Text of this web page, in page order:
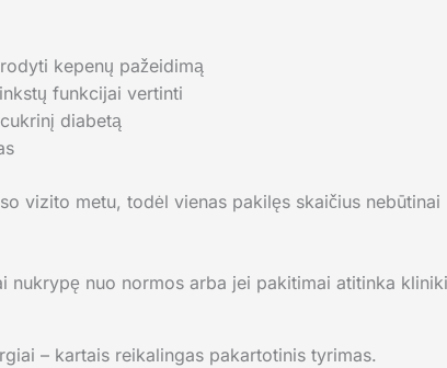
kepenų pažeidimą
funkcijai vertinti
diabetą
vizito metu, todėl vienas pakilęs skaičius nebūtinai
nuo normos arba jei pakitimai atitinka
– kartais reikalingas pakartotinis tyrimas.